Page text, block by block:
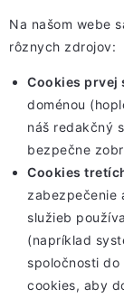
Na našom webe
rôznych zdrojov:
Cookies prvej
doménou
náš redakčný
bezpečne
Cookies
zabezpečenie
služieb
(napríklad
spoločnosti
cookies, aby